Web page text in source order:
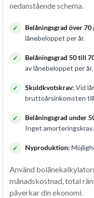
nedanstående schema.
Belåningsgrad över 70
lånebeloppet per år.
Belåningsgrad 50 till
av lånebeloppet per år.
Skuldkvotskrav: Vid
bruttoårsinkomsten
Belåningsgrad under
Inget amorteringskrav.
Nyproduktion:
Använd
månadskostnad, total
påverkar din ekonomi.